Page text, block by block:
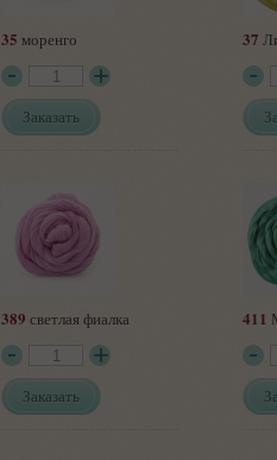
35 моренго
Заказать
37
389 светлая фиалка
Заказать
411